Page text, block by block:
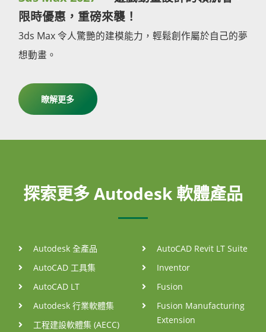
限時優惠，重磅來襲！
3ds Max 令人驚艷的建模能力，輕鬆創作屬於自己的夢
想動畫。
瞭解更多
探索更多 Autodesk 軟體產品
Autodesk 全產品
AutoCAD 工具集
AutoCAD LT
Autodesk 行業軟體集
工程建設軟體集 (AECC)
AutoCAD Revit LT Suite
Inventor
Fusion
Fusion Manufacturing
Extension